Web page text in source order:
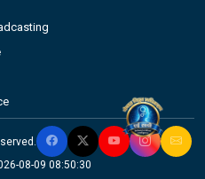
08-09 08:50:30